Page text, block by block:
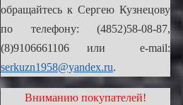
обращайтесь к Сергею Кузнецову
по телефону: (4852)58-08-87,
(8)9106661106 или e-mail:
serkuzn1958@yandex.ru.
Вниманию покупателей!